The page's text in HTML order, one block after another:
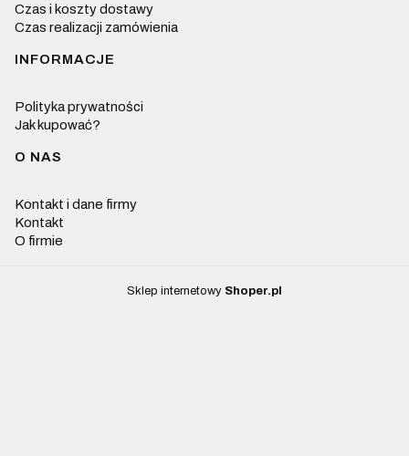
Czas i koszty dostawy
Czas realizacji zamówienia
INFORMACJE
Polityka prywatności
Jak kupować?
O NAS
Kontakt i dane firmy
Kontakt
O firmie
Sklep internetowy Shoper.pl